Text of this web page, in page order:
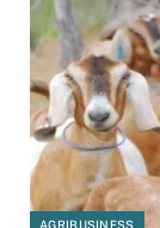
AGRIBUSINESS